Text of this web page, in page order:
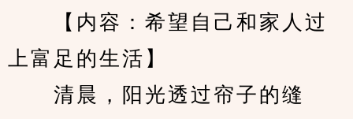
【内容：希望自己和家人过
上富足的生活】
清晨，阳光透过帘子的缝